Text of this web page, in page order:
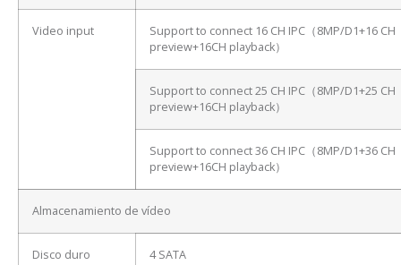
Video input
Support to connect 16 CH IPC（8MP/D1+16 CH
preview+16CH playback）
Support to connect 25 CH IPC（8MP/D1+25 CH
preview+16CH playback）
Support to connect 36 CH IPC（8MP/D1+36 CH
preview+16CH playback）
Almacenamiento de vídeo
Disco duro 4 SATA